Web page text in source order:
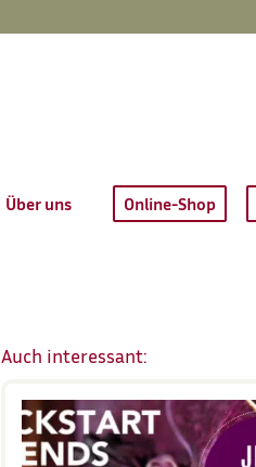
Über uns Online-Shop
Auch interessant: